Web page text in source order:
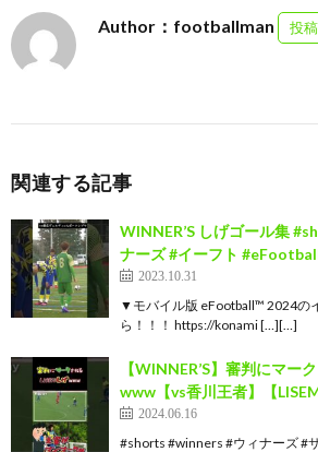
Author：footballman 投
関連する記事
WINNER’S しげゴール集
ナーズ #イーフト
2023.10.31
▼モバイル版 eFootball™ 2024の
ら！！！ https://konami […][…]
【WINNER’S】審判にマー
www【vs香川王者】【LISEM
2024.06.16
#shorts #winners #ウィナーズ #